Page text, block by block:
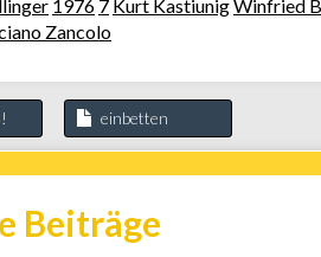
1976 7 Kurt KastiunigWinfried
Zancolo
einbetten
Beiträge